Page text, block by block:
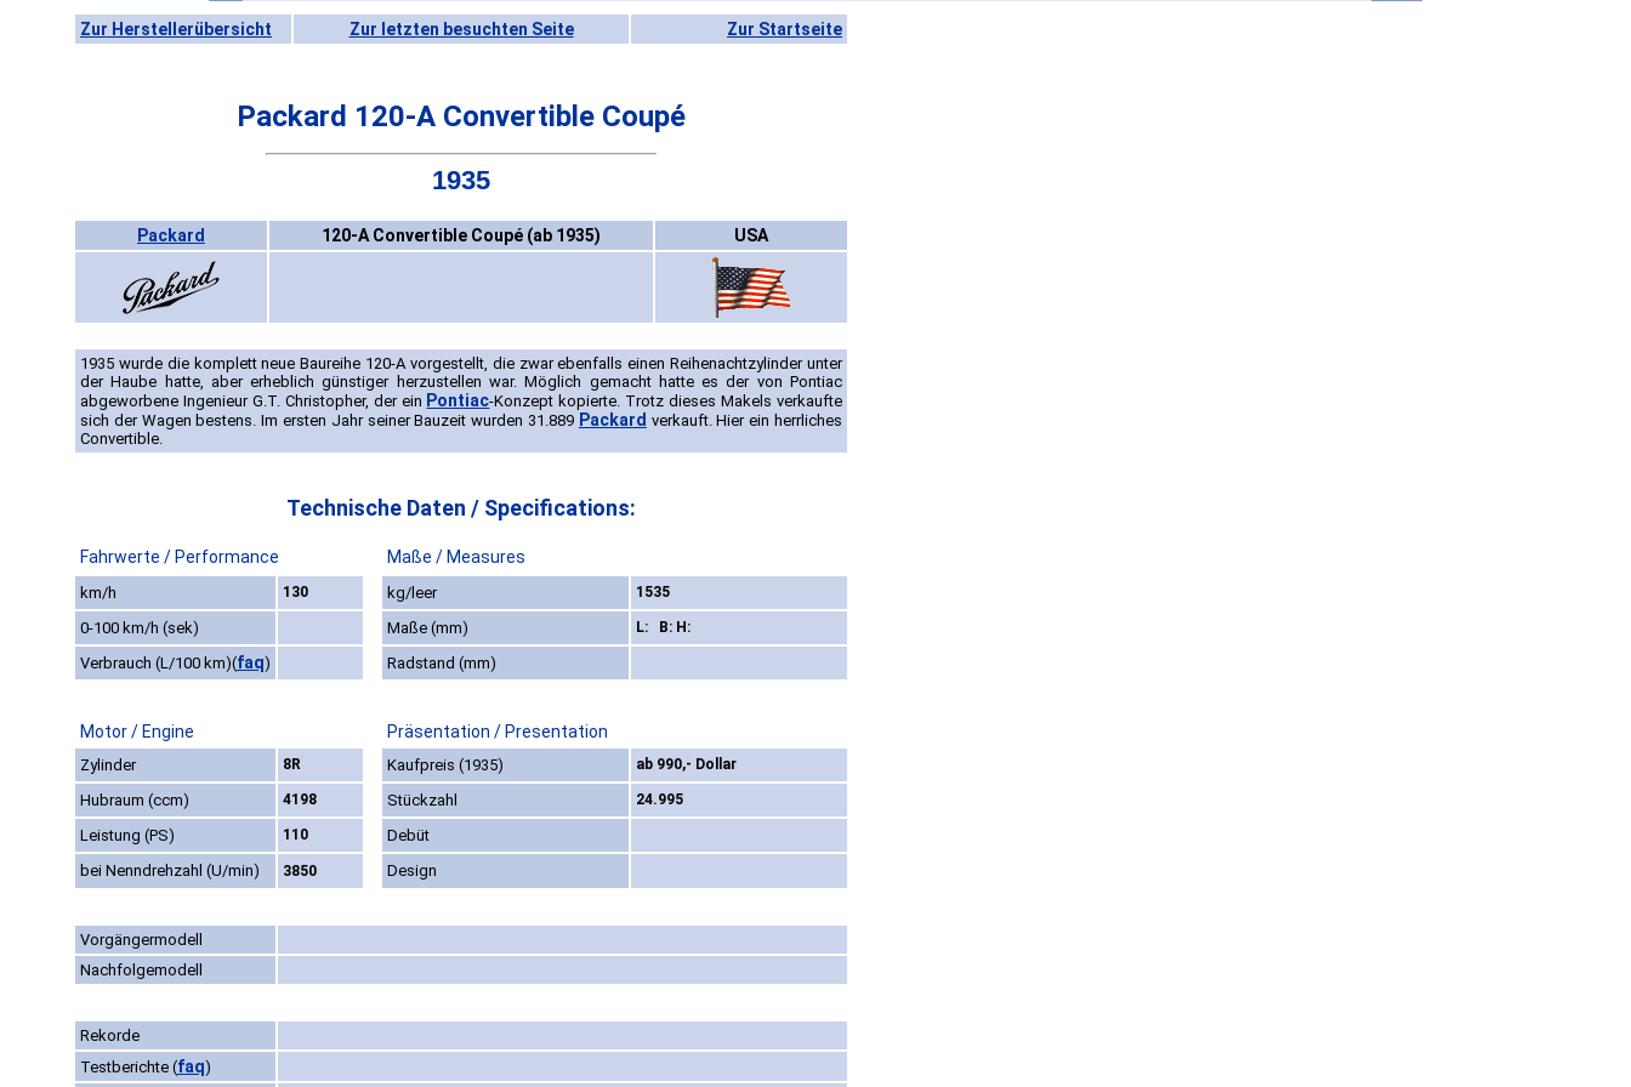
Zur Herstellerübersicht Zur letzten besuchten Seite Zur Startseite
Packard 120-A Convertible Coupé
1935
Packard 120-A Convertible Coupé (ab 1935) USA
1935 wurde die komplett neue Baureihe 120-A vorgestellt, die zwar ebenfalls einen Reihenachtzylinder unter
der Haube hatte, aber erheblich günstiger herzustellen war. Möglich gemacht hatte es der von Pontiac
abgeworbene Ingenieur G.T. Christopher, der ein Pontiac-Konzept kopierte. Trotz dieses Makels verkaufte
sich der Wagen bestens. Im ersten Jahr seiner Bauzeit wurden 31.889 Packard verkauft. Hier ein herrliches
Convertible.
Technische Daten / Specifications:
Fahrwerte / Performance Maße / Measures
km/h 130 kg/leer 1535
0-100 km/h (sek) Maße (mm) L: B: H:
Verbrauch (L/100 km)(faq) Radstand (mm)
Motor / Engine Präsentation / Presentation
Zylinder 8R Kaufpreis (1935) ab 990,- Dollar
Hubraum (ccm) 4198 Stückzahl 24.995
Leistung (PS) 110
Debüt
bei Nenndrehzahl (U/min)
3850 Design
Vorgängermodell
Nachfolgemodell
Rekorde
Testberichte (faq)